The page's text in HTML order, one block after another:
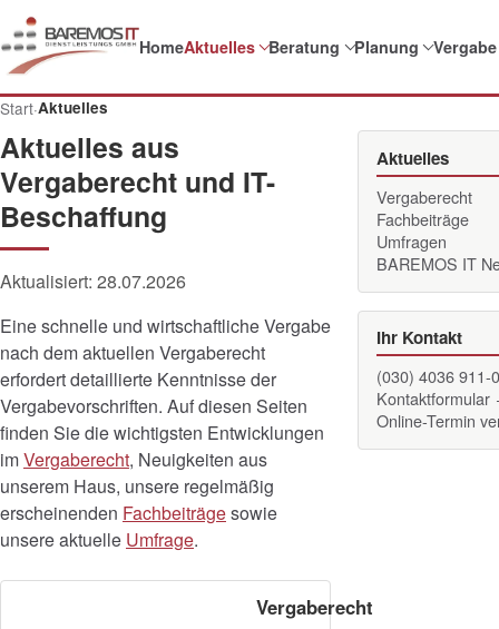
HomeAktuelles Beratung Planung Vergabe
Start·Aktuelles
Aktuelles aus
Vergaberecht und IT-
Beschaffung
Aktualisiert: 28.07.2026
Eine schnelle und wirtschaftliche Vergabe
nach dem aktuellen Vergaberecht
erfordert detaillierte Kenntnisse der
Vergabevorschriften. Auf diesen Seiten
finden Sie die wichtigsten Entwicklungen
imVergaberecht, Neuigkeiten aus
unserem Haus, unsere regelmäßig
erscheinenden Fachbeiträgesowie
unsere aktuelle Umfrage.
Vergaberecht
Aktuelles
Vergaberecht
Fachbeiträge
Umfragen
BAREMOS IT
Ihr Kontakt
(030) 4036 911-
Online-Termin